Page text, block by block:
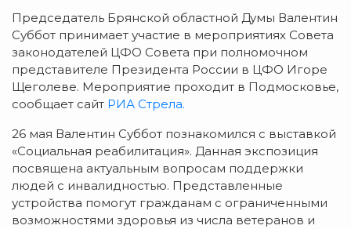
Председатель Брянской областной Думы Валентин
Суббот принимает участие в мероприятиях Совета
законодателей ЦФО Совета при полномочном
представителе Президента России в ЦФО Игоре
Щеголеве. Мероприятие проходит в Подмосковье,
сообщает сайт РИА Стрела.
26 мая Валентин Суббот познакомился с выставкой
«Социальная реабилитация». Данная экспозиция
посвящена актуальным вопросам поддержки
людей с инвалидностью. Представленные
устройства помогут гражданам с ограниченными
возможностями здоровья из числа ветеранов и